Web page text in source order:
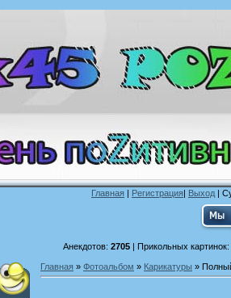
Главная | Регистрация| Выход |
Анекдотов: 2705| Прикольных картинок:
Главная » Фотоальбом » Карикатуры »